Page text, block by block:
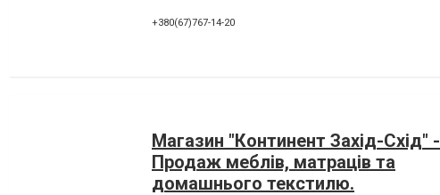
+380(67)767-14-20
Магазин "Континент Захід-Схід" -
Продаж меблів, матраців та
домашнього текстилю.